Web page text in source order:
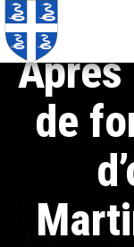
Après
de